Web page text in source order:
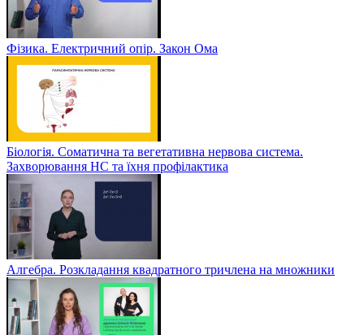
Фізика. Електричний опір. Закон Ома
Біологія. Соматична та вегетативна нервова система.
Захворювання НС та їхня профілактика
Алгебра. Розкладання квадратного тричлена на множники